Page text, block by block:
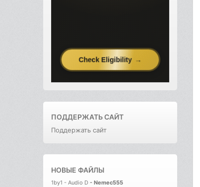
ПОДДЕРЖАТЬ САЙТ
Поддержать сайт
НОВЫЕ ФАЙЛЫ
1by1 - Audio D - Nemec555